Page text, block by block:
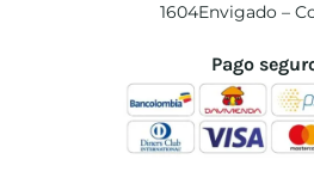
1604Envigado –
Pago